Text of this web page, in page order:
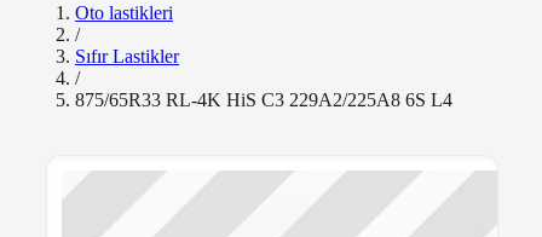
Oto lastikleri
/
Sıfır Lastikler
/
875/65R33 RL-4K HiS C3 229A2/225A8 6S L4